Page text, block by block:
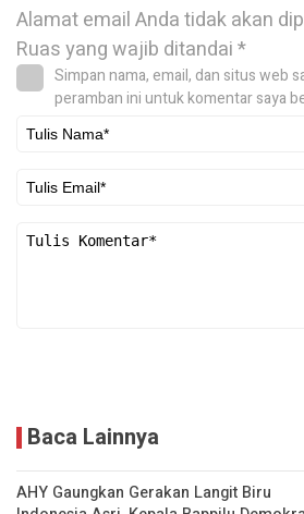
Alamat email Anda tidak akan
Ruas yang wajib ditandai*
Simpan nama, email, dan situs web
peramban ini untuk komentar saya
Baca Lainnya
AHY Gaungkan Gerakan Langit Biru